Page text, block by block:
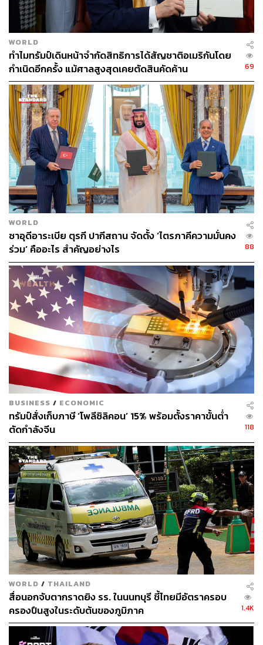
ล่าสุด สื่อที่มีความเชื่อมโยงกับรัฐอิหร่านรายงานว่า อิหร่าน
ได้ส่งคำตอบรับข้อเสนอยุติสงครามฉบับล่าสุดของสหรัฐฯ
ผ่านทางปากีสถานซึ่งทำหน้าที่เป็นคนกลางแล้ว แม้ทรัมป์จะ
มองว่าอิหร่าน ‘พ่ายแพ้’ ไปแล้ว แต่เขาย้ำว่าสงครามยังไม่จบ
ลง โดยขู่ว่าสหรัฐฯ ได้ทำลายเป้าหมายไปแล้ว 70% และ
สามารถใช้เวลาอีก 2 สัปดาห์เดินหน้าโจมตีเป้าหมายอื่นๆ ที่
เหลือได้หากต้องการ
แฟ้มภาพ:Kevin Lamarque / Reuters
อ้างอิง:
https://www.aljazeera.com/news/2026/5/10/trump-sa
ys-us-will-not-allow-iran-to-reach-enriched-uranium
https://www.nytimes.com/2026/05/10/us/politics/iran-
war-us-peace-proposal-response.html
https://www.theguardian.com/us-news/2026/may/11/
donald-trump-news-at-a-glance-latest-updates-today
TAGS: Donald Trump USA Al Jazeera
Iran
The Guardian
Reuters
Space Force
แร่ยูเรเนียม
The New York Times
ณรงค์กร มโนจันทร์เพ็ญ
Content Creator กองบรรณาธิการข่าว THE
STANDARD
WORLD
ทำไมทรัมป์เดินหน้าจำกัดสิทธิการได้สัญชาติอเมริกันโดย
กำเนิดอีกครั้ง แม้ศาลสูงสุดเคยตัดสินคัดค้าน
69
WORLD
ซาอุดีอาระเบีย ตุรกี ปากีสถาน จัดตั้ง ‘ไตรภาคีความมั่นคง
ร่วม’ คืออะไร สำคัญอย่างไร
88
BUSINESS / ECONOMIC
ทรัมป์สั่งเก็บภาษี ‘โพลีซิลิคอน’ 15% พร้อมตั้งราคาขั้นต่ำ
ตัดกำลังจีน
118
WORLD / THAILAND
สื่อนอกจับตากราดยิง รร. ในนนทบุรี ชี้ไทยมีอัตราครอบ
ครองปืนสูงในระดับต้นของภูมิภาค
1.4K